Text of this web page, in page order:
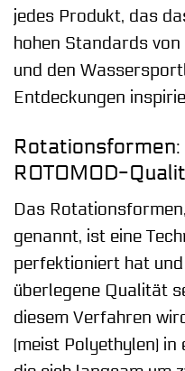
jedes Produkt, das
hohen Standards
und den
Entdeckungen
ROTOMOD-
Das
genannt, ist eine
perfektioniert hat
überlegene Qualität
diesem Verfahren
(meist Polyethylen)